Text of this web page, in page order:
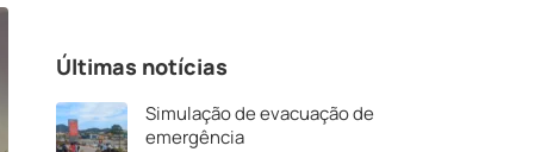
Últimas notícias
Simulação de evacuação de
emergência